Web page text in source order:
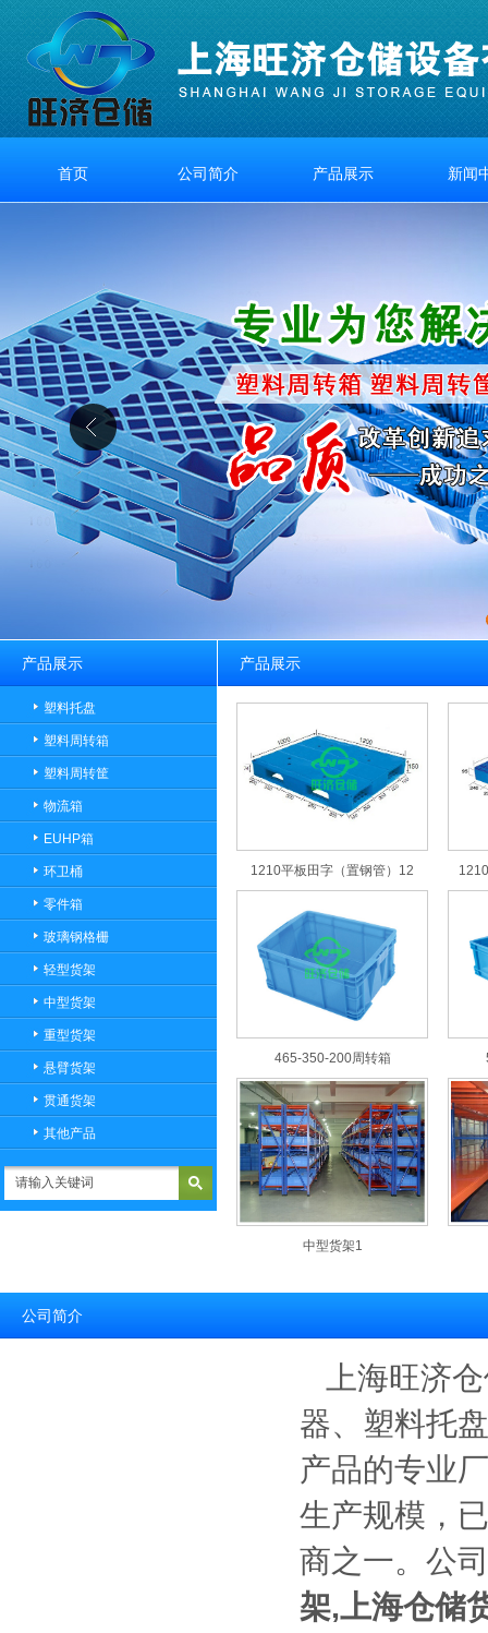
首页 公司简介 产品展示 新闻
产品展示
塑料托盘
塑料周转箱
塑料周转筐
物流箱
EUHP箱
环卫桶
零件箱
玻璃钢格栅
轻型货架
中型货架
重型货架
悬臂货架
贯通货架
其他产品
产品展示
1210平板田字（置钢管）12
465-350-200周转箱
中型货架1
公司简介
上海旺济
器、塑料托
产品的专业
生产规模，
商之一。公
架,上海仓储